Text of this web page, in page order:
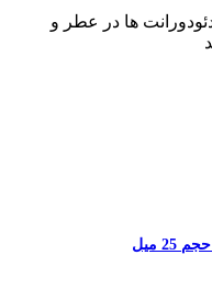
ها در عطر و